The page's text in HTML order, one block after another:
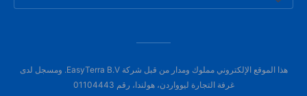
هذا الموقع الإلكتروني مملوك ومدار من قبل شركة EasyTerra B.V. ومسجل لدى
غرفة التجارة ليوواردن، هولندا، رقم 01104443